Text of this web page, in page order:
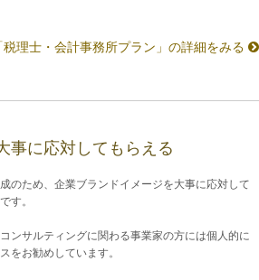
税理士・会計事務所プラン」の詳細をみる
事に応対してもらえる
のため、企業ブランドイメージを大事に応対して
す。
ンサルティングに関わる事業家の方には個人的に
をお勧めしています。